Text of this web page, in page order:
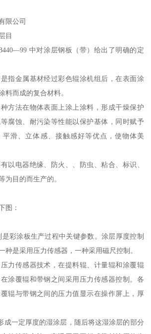
限公司
目
中对涂层钢板（带）给出了明确的定
指金属基材经过彩色辊涂机组后，在表面涂
料而成的复合材料。
方法在物体表面上涂上涂料，形成干燥保护
腐蚀、耐污染等性能以保护基体，同时赋予
平滑、立体感、接触感好等优点，使物体美
以电器绝缘、防火、、防虫、粘合、标识、
为目的而生产的。
图：
彩涂板生产过程中关键参数。涂层厚度控制
种是采用压力传感器，一种采用磁尺控制。
力传感器技术，在提料辊、计量辊和涂覆辊
涂覆辊和带钢之间采用压力传感器控制。各
辊与带钢之间的压力值显示在操作屏上，厚
成一定厚度的湿涂层，随后将这湿涂层的部分